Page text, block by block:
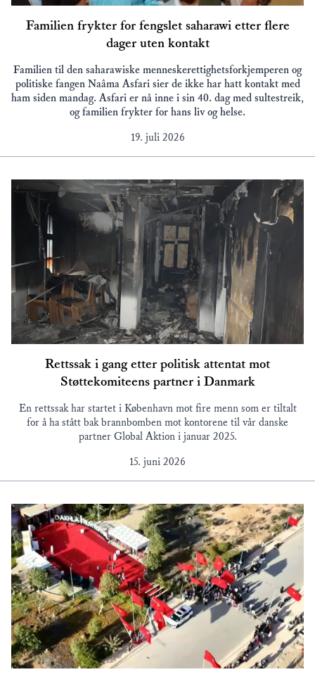
Familien frykter for fengslet saharawi etter flere
dager uten kontakt
Familien til den saharawiske menneskerettighetsforkjemperen og
politiske fangen Naâma Asfari sier de ikke har hatt kontakt med
ham siden mandag. Asfari er nå inne i sin 40. dag med sultestreik,
og familien frykter for hans liv og helse.
19. juli 2026
Rettssak i gang etter politisk attentat mot
Støttekomiteens partner i Danmark
En rettssak har startet i København mot fire menn som er tiltalt
for å ha stått bak brannbomben mot kontorene til vår danske
partner Global Aktion i januar 2025.
15. juni 2026